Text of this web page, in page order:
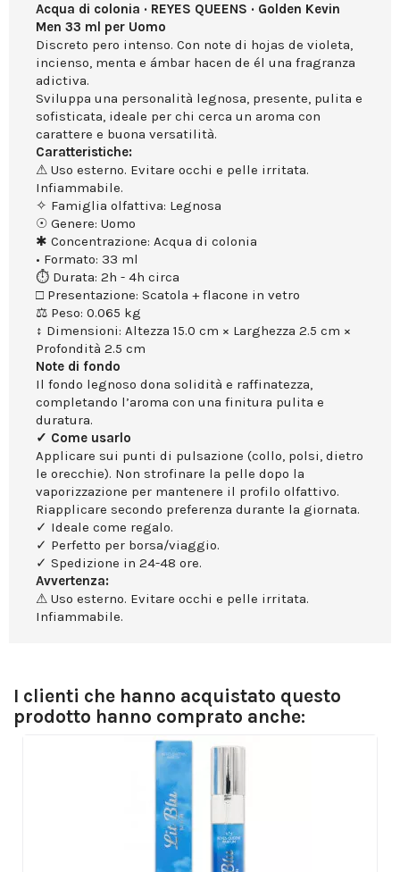
Acqua di colonia · REYES QUEENS · Golden Kevin
Men 33 ml per Uomo
Discreto pero intenso. Con note di hojas de violeta,
incienso, menta e ámbar hacen de él una fragranza
adictiva.
Sviluppa una personalità legnosa, presente, pulita e
sofisticata, ideale per chi cerca un aroma con
carattere e buona versatilità.
Caratteristiche:
⚠ Uso esterno. Evitare occhi e pelle irritata.
Infiammabile.
✧ Famiglia olfattiva: Legnosa
☉ Genere: Uomo
✱ Concentrazione: Acqua di colonia
• Formato: 33 ml
⏱ Durata: 2h - 4h circa
□ Presentazione: Scatola + flacone in vetro
⚖ Peso: 0.065 kg
↕ Dimensioni: Altezza 15.0 cm × Larghezza 2.5 cm ×
Profondità 2.5 cm
Note di fondo
Il fondo legnoso dona solidità e raffinatezza,
completando l’aroma con una finitura pulita e
duratura.
✓ Come usarlo
Applicare sui punti di pulsazione (collo, polsi, dietro
le orecchie). Non strofinare la pelle dopo la
vaporizzazione per mantenere il profilo olfattivo.
Riapplicare secondo preferenza durante la giornata.
✓ Ideale come regalo.
✓ Perfetto per borsa/viaggio.
✓ Spedizione in 24-48 ore.
Avvertenza:
⚠ Uso esterno. Evitare occhi e pelle irritata.
Infiammabile.
I clienti che hanno acquistato questo
prodotto hanno comprato anche: